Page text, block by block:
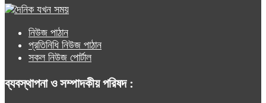
নিউজ পাঠান
প্রতিনিধি নিউজ পাঠান
সকল নিউজ পোর্টাল
ব্যবস্থাপনা ও সম্পাদকীয় পরিষদ :